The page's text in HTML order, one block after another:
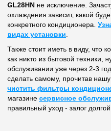
GL28HN не исключение.
охлаждения зависит, какой
конкретного кондиционера.
видах установки.
Также стоит иметь в виду, что
как никто из бытовой техники,
обслуживании уже через 2-3
сделать самому, прочитав
чистить фильтры
магазине сервисное
правильный уход - залог